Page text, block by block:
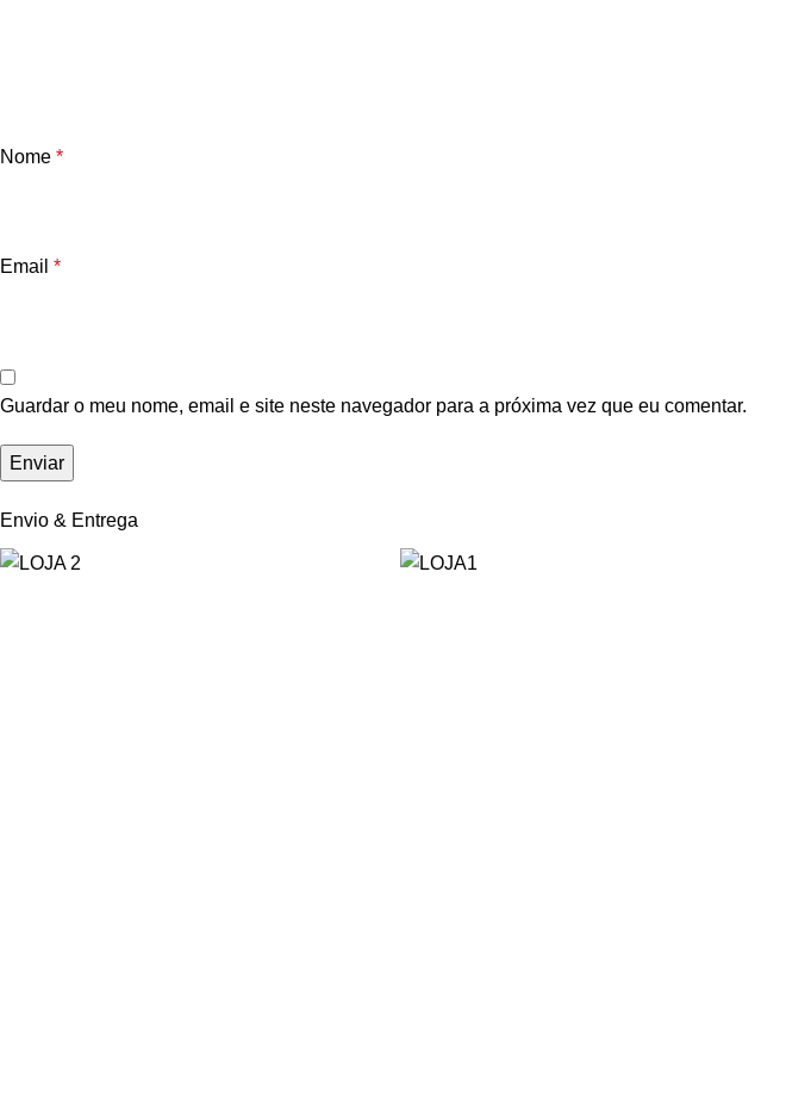
Nome *
Email *
Guardar o meu nome, email e site neste navegador para a próxima vez que eu comentar.
Envio & Entrega